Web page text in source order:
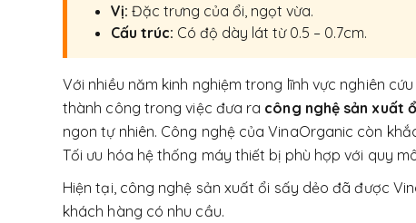
Vị: Đặc trưng của ổi, ngọt vừa.
Cấu trúc: Có độ dày lát từ 0.5 – 0.7cm.
Với nhiều năm kinh nghiệm trong lĩnh vực nghiên
thành công trong việc đưa ra công nghệ sản xuất
ngon tự nhiên. Công nghệ của VinaOrganic còn
Tối ưu hóa hệ thống máy thiết bị phù hợp với quy
Hiện tại, công nghệ sản xuất ổi sấy dẻo đã được
khách hàng có nhu cầu.